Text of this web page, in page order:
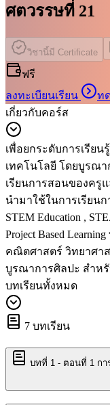
ศตวรรษที่ 21
วิชานี้มี Certificate
ฟรี
ลงทะเบียนเรียน
ท
เกี่ยวกับคอร์ส
เพื่อยกระดับการเรีย
เทคโนโลยี โดยบูรณ
เรียนการสอนของครู
นำมาใช้ในการเรียน
STEM Education ,
Project Based
คณิตศาสตร์ วิทยาศา
บูรณาการศิลปะ สำห
บทเรียนทั้งหมด
7 บทเรียน
บทที่ 1 - ตอนที่ 1 กา